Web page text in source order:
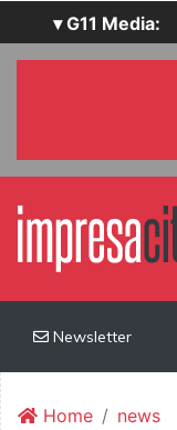
▾ G11 Media:
SecurityOpenLab
Newsletter
Home
news